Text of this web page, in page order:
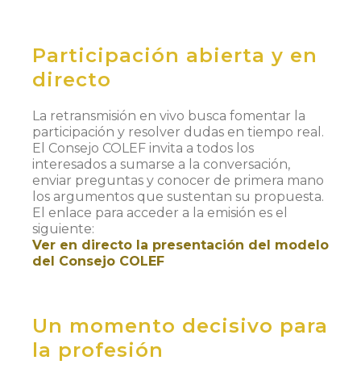
Participación abierta y en
directo
La retransmisión en vivo busca fomentar la
participación y resolver dudas en tiempo real.
El Consejo COLEF invita a todos los
interesados a sumarse a la conversación,
enviar preguntas y conocer de primera mano
los argumentos que sustentan su propuesta.
El enlace para acceder a la emisión es el
siguiente:
Ver en directo la presentación del modelo
del Consejo COLEF
Un momento decisivo para
la profesión